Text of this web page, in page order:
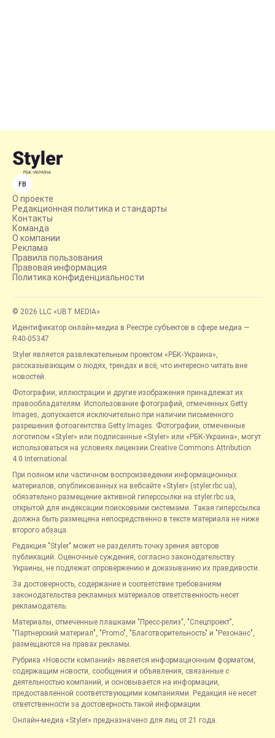
FB
О проекте
Редакционная политика и стандарты
Контакты
Команда
О компании
Реклама
Правила пользования
Правовая информация
Политика конфиденциальности
© 2026 LLC «UBT MEDIA»
Идентификатор онлайн-медиа в Реестре субъектов в сфере медиа —
R40-05347
Styler является развлекательным проектом «РБК-Украина»,
рассказывающим о людях, трендах и всё, что интересно читать вне
новостей.
Фотографии, иллюстрации и другие изображения принадлежат их
правообладателям. Использование фотографий, отмеченных Getty
Images, допускается исключительно при наличии письменного
разрешения фотоагентства Getty Images. Фотографии, отмеченные
логотипом «Styler» или подписанные «Styler» или «РБК-Украина», могут
использоваться на условиях лицензии Creative Commons Attribution
4.0 International.
При полном или частичном воспроизведении информационных
материалов, опубликованных на вебсайте «Styler» (styler.rbc.ua),
обязательно размещение активной гиперссылки на styler.rbc.ua,
открытой для индексации поисковыми системами. Такая гиперссылка
должна быть размещена непосредственно в тексте материала не ниже
второго абзаца.
Редакция "Styler" может не разделять точку зрения авторов
публикаций. Оценочные суждения, согласно законодательству
Украины, не подлежат опровержению и доказыванию их правдивости.
За достоверность, содержание и соответствие требованиям
законодательства рекламных материалов ответственность несет
рекламодатель.
Материалы, отмеченные плашками "Пресс-релиз", "Спецпроект",
"Партнерский материал", "Promo", "Благотворительность" и "Резонанс",
размещаются на правах рекламы.
Рубрика «Новости компаний» является информационным форматом,
содержащим новости, сообщения и объявления, связанные с
деятельностью компаний, и основывается на информации,
предоставленной соответствующими компаниями. Редакция не несет
ответственности за достоверность такой информации.
Онлайн-медиа «Styler» предназначено для лиц от 21 года.